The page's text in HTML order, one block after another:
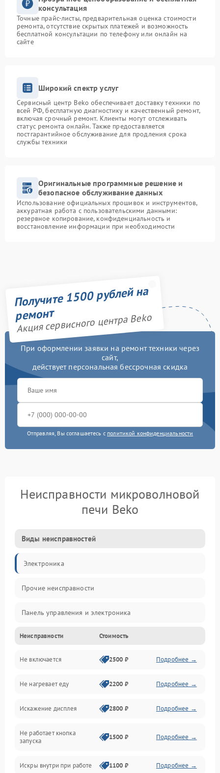
консультация
Точные прайс-листы, предварительная оценка стоимости
ремонта, отсутствие скрытых платежей и возможность
бесплатной консультации по телефону или онлайн на
сайте
Широкий спектр услуг
Сервисный центр Beko обеспечивает доставку техники по
всей РФ, бесплатную диагностику и качественный ремонт,
включая срочный ремонт. Клиенты могут отслеживать
статус ремонта онлайн. Также предоставляется
постгарантийное обслуживание для продления срока
службы техники
Оригинальные программные решение и
безопасное обслуживание данных
Использование официальных прошивок и инструментов,
аккуратная работа с пользовательскими данными:
резервное копирование, конфиденциальность и
восстановление информации при необходимости
Получите 1500 рублей на
ремонт
Акция сервисного центра Beko
При оформлении заявки на ремонт техники через
сайт,
действует персональная бессрочная скидка
Отправляя, Вы соглашаетесь с политикой конфиденциальности
Неисправности микроволновой
печи Beko
Виды неисправностей
Электроника
Прочие неисправности
Панель управления и электроника
Дверца и корпус
Механика и внутренние элементы
Механические повреждения
Питание и запуск
Нагрев и приготовление
Программное обеспечение
Неисправности Стоимость
Не включается 2500 ₽ Подробнее →
Не нагревает еду 2200 ₽ Подробнее →
Искажение дисплея 2800 ₽ Подробнее →
Не работает кнопка
запуска
1500 ₽ Подробнее →
Искры внутри при работе 1100 ₽ Подробнее →